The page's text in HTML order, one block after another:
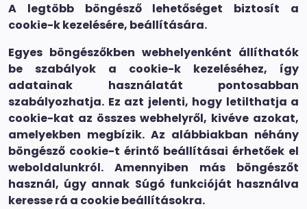
A legtöbb böngésző lehetőséget biztosít a
cookie-k kezelésére, beállítására.
Egyes böngészőkben webhelyenként állíthatók
be szabályok a cookie-k kezeléséhez, így
adatainak használatát pontosabban
szabályozhatja. Ez azt jelenti, hogy letilthatja a
cookie-kat az összes webhelyről, kivéve azokat,
amelyekben megbízik. Az alábbiakban néhány
böngésző cookie-t érintő beállításai érhetőek el
weboldalunkról. Amennyiben más böngészőt
használ, úgy annak Súgó funkcióját használva
keresse rá a cookie beállításokra.